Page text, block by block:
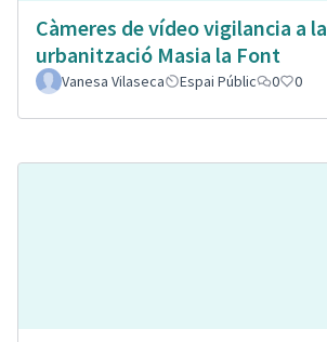
Càmeres de vídeo vigilancia a la
urbanització Masia la Font
Vanesa Vilaseca Espai Públic 0 0